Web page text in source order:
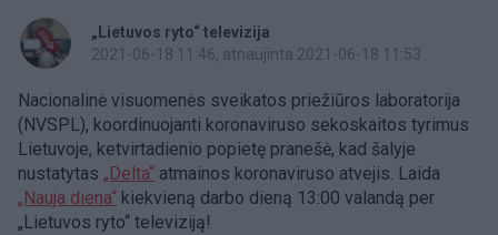
„Lietuvos ryto“ televizija
2021-06-18 11:46, atnaujinta 2021-06-18 11:53
Nacionalinė visuomenės sveikatos priežiūros laboratorija
(NVSPL), koordinuojanti koronaviruso sekoskaitos tyrimus
Lietuvoje, ketvirtadienio popietę pranešė, kad šalyje
nustatytas „Delta“ atmainos koronaviruso atvejis. Laida
„Nauja diena“ kiekvieną darbo dieną 13:00 valandą per
„Lietuvos ryto“ televiziją!